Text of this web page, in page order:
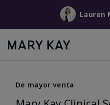
De mayor venta